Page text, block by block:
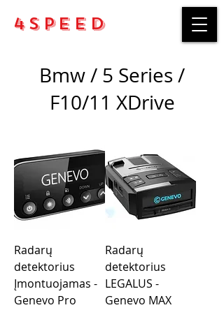
4Speed
Bmw / 5 Series /
F10/11 XDrive
Radarų
detektorius
Įmontuojamas -
Genevo Pro
Radarų
detektorius
LEGALUS -
Genevo MAX